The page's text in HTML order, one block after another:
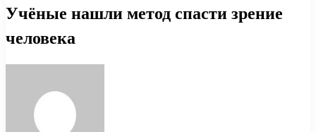
Учёные нашли метод спасти зрение
человека